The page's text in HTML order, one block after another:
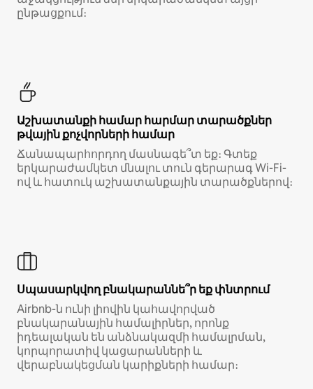
ընթացքում։
Աշխատանքի համար հարմար տարածքներ
թվային քոչվորների համար
Ճանապարհորդող մասնագե՞տ եք։ Գտեք
երկարաժամկետ մնալու տուն գերարագ Wi-Fi-
ով և հատուկ աշխատանքային տարածքներով։
Սպասարկվող բնակարաննե՞ր եք փնտրում
Airbnb-ն ունի լիովին կահավորված
բնակարանային համալիրներ, որոնք
իդեալական են անձնակազմի համալրման,
կորպորատիվ կացարանների և
վերաբնակեցման կարիքների համար։